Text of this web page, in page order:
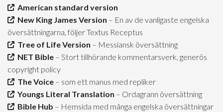
American standard version
New King James Version – En av de vanligaste engelska
översättningarna, följer Textus Receptus
Tree of Life Version – Messiansk översättning
NET Bible – Stort tillhörande kommentarsverk, generös
copyright policy
The Voice – som ett manus med repliker
Youngs Literal Translation – Ordagrann översättning
Bible Hub – Hemsida med många engelska översättningar